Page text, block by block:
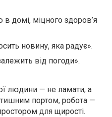
в домі, міцного здоров’я
новину, яка радує».
від погоди».
людини — не ламати, а
портом, робота —
для щирості.